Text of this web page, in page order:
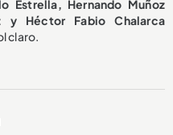
Estrella, Hernando Muñoz
y Héctor Fabio Chalarca
claro.